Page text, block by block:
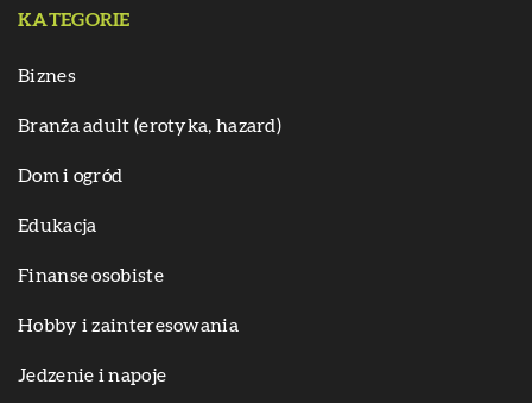
KATEGORIE
Biznes
Branża adult (erotyka, hazard)
Dom i ogród
Edukacja
Finanse osobiste
Hobby i zainteresowania
Jedzenie i napoje